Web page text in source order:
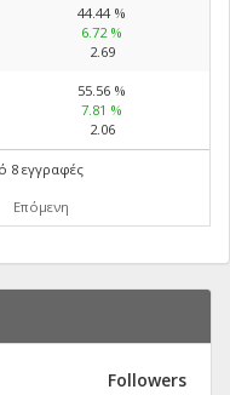
44.44 %
6.72 %
2.69
55.56 %
7.81 %
2.06
8 εγγραφές
Επόμενη
Followers